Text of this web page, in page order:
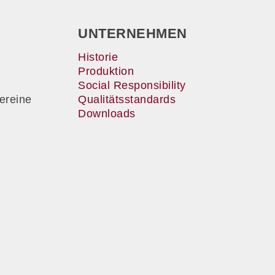
UNTERNEHMEN
Historie
Produktion
Social Responsibility
Qualitätsstandards
Downloads